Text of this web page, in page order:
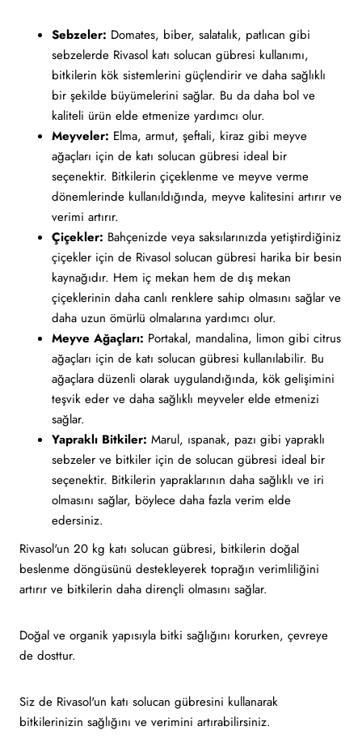
Sebzeler: Domates, biber, salatalık, patlıcan gibi
sebzelerde Rivasol katı solucan gübresi kullanımı,
bitkilerin kök sistemlerini güçlendirir ve daha sağlıklı
bir şekilde büyümelerini sağlar. Bu da daha bol ve
kaliteli ürün elde etmenize yardımcı olur.
Meyveler: Elma, armut, şeftali, kiraz gibi meyve
ağaçları için de katı solucan gübresi ideal bir
seçenektir. Bitkilerin çiçeklenme ve meyve verme
dönemlerinde kullanıldığında, meyve kalitesini artırır ve
verimi artırır.
Çiçekler: Bahçenizde veya saksılarınızda yetiştirdiğiniz
çiçekler için de Rivasol solucan gübresi harika bir besin
kaynağıdır. Hem iç mekan hem de dış mekan
çiçeklerinin daha canlı renklere sahip olmasını sağlar ve
daha uzun ömürlü olmalarına yardımcı olur.
Meyve Ağaçları: Portakal, mandalina, limon gibi citrus
ağaçları için de katı solucan gübresi kullanılabilir. Bu
ağaçlara düzenli olarak uygulandığında, kök gelişimini
teşvik eder ve daha sağlıklı meyveler elde etmenizi
sağlar.
Yapraklı Bitkiler: Marul, ıspanak, pazı gibi yapraklı
sebzeler ve bitkiler için de solucan gübresi ideal bir
seçenektir. Bitkilerin yapraklarının daha sağlıklı ve iri
olmasını sağlar, böylece daha fazla verim elde
edersiniz.
Rivasol'un 20 kg katı solucan gübresi, bitkilerin doğal
beslenme döngüsünü destekleyerek toprağın verimliliğini
artırır ve bitkilerin daha dirençli olmasını sağlar.
Doğal ve organik yapısıyla bitki sağlığını korurken, çevreye
de dosttur.
Siz de Rivasol'un katı solucan gübresini kullanarak
bitkilerinizin sağlığını ve verimini artırabilirsiniz.